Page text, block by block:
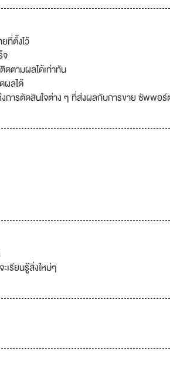
ที่ตั้งไว้
จ
ดตามผลได้เท่าทัน
ผลได้
งการตัดสินใจต่าง ๆ ที่ส่งผลกับการขาย ซัพพอ
เรียนรู้สิ่งใหม่ๆ